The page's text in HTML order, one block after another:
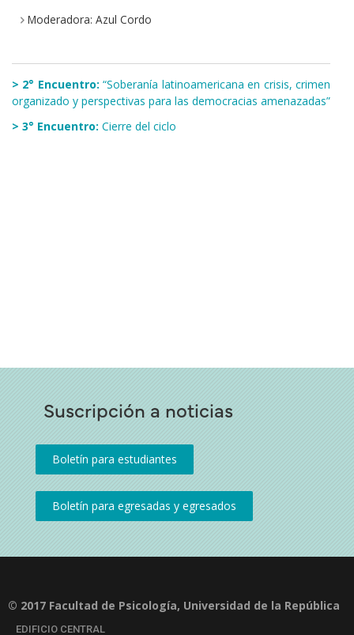
Moderadora: Azul Cordo
> 2° Encuentro: “Soberanía latinoamericana en crisis, crimen
organizado y perspectivas para las democracias amenazadas”
> 3° Encuentro: Cierre del ciclo
Suscripción a noticias
© 2017 Facultad de Psicología, Universidad de la República
EDIFICIO CENTRAL